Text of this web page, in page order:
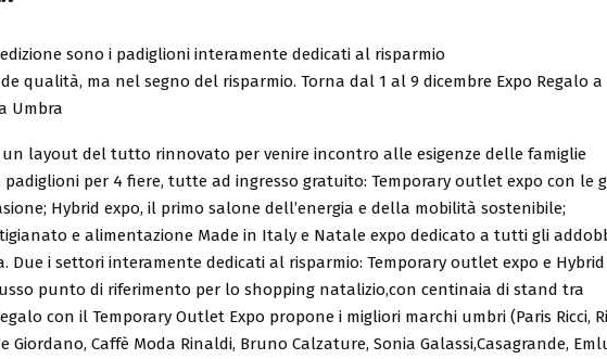
sono i padiglioni interamente dedicati al risparmio
qualità, ma nel segno del risparmio. Torna dal 1 al 9 dicembre Expo Regalo a
Umbra
un layout del tutto rinnovato per venire incontro alle esigenze delle famiglie
padiglioni per 4 fiere, tutte ad ingresso gratuito: Temporary outlet expo con le
Hybrid expo, il primo salone dell’energia e della mobilità sostenibile;
e alimentazione Made in Italy e Natale expo dedicato a tutti gli
Due i settori interamente dedicati al risparmio: Temporary outlet expo e Hybrid
punto di riferimento per lo shopping natalizio,con centinaia di stand tra
con il Temporary Outlet Expo propone i migliori marchi umbri (Paris Ricci,
Giordano, Caffè Moda Rinaldi, Bruno Calzature, Sonia Galassi,Casagrande,